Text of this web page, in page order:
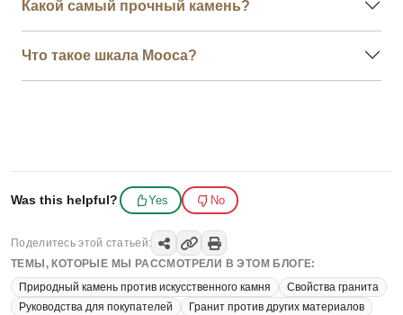
Какой самый прочный камень?
Что такое шкала Мооса?
Was this helpful? Yes No
Поделитесь этой статьей:
ТЕМЫ, КОТОРЫЕ МЫ РАССМОТРЕЛИ В ЭТОМ БЛОГЕ:
Природный камень против искусственного камня
Свойства гранита
Руководства для покупателей
Гранит против других материалов